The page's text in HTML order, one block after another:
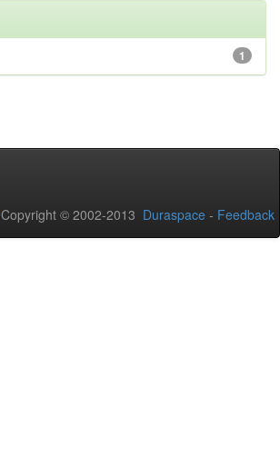
1
Copyright © 2002-2013 Duraspace - Feedback